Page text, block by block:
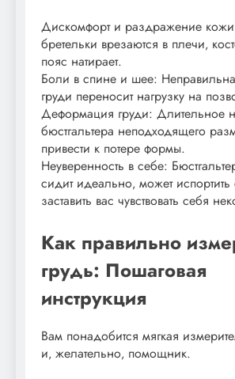
Дискомфорт и раздражение
бретельки врезаются в плечи‚
пояс натирает.
Боли в спине и шее:
груди переносит нагрузку на
Деформация груди: Длительное
бюстгальтера неподходящего
привести к потере формы.
Неуверенность в себе:
сидит идеально‚ может испортить
заставить вас чувствовать себя
Как правильно
грудь: Пошаговая
инструкция
Вам понадобится мягкая
и‚ желательно‚ помощник.